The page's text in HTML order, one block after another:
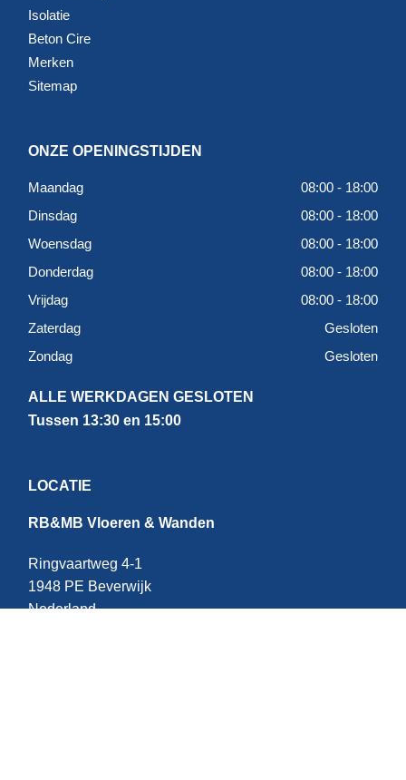
Isolatie
Beton Cire
Merken
Sitemap
ONZE OPENINGSTIJDEN
Maandag
08:00 - 18:00
Dinsdag
08:00 - 18:00
Woensdag
08:00 - 18:00
Donderdag
08:00 - 18:00
Vrijdag
08:00 - 18:00
Zaterdag
Gesloten
Zondag
Gesloten
ALLE WERKDAGEN GESLOTEN
Tussen 13:30 en 15:00
LOCATIE
RB&MB Vloeren & Wanden
Ringvaartweg 4-1
1948 PE Beverwijk
Nederland